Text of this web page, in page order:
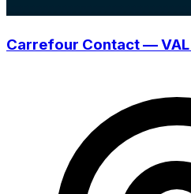
Carrefour Contact — VAL